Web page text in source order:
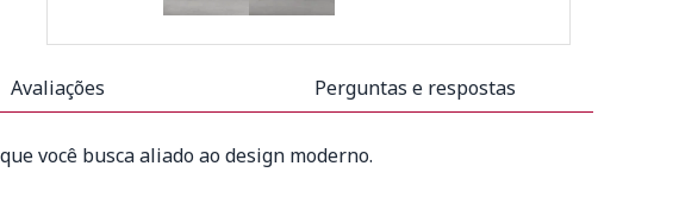
Avaliações Perguntas e respostas
você busca aliado ao design moderno.